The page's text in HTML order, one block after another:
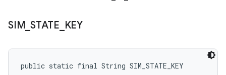
SIM STATE KEY
public static final String SIM_STATE_KEY